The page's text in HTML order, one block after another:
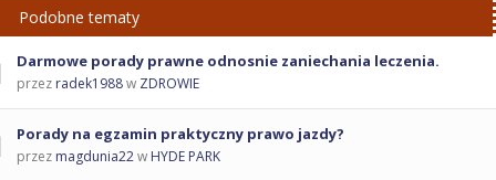
Podobne tematy
Darmowe porady prawne odnosnie zaniechania leczenia.
przez radek1988w ZDROWIE
Porady na egzamin praktyczny prawo jazdy?
przez magdunia22w HYDE PARK